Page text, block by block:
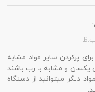
پرکردن سایر مواد مشابه
یکسان و مشابه با رب باشند
دیگر میتوانید از دستگاه